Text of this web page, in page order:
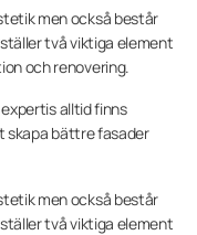
men också består
två viktiga element
och renovering.
alltid finns
skapa bättre fasader
men också består
två viktiga element